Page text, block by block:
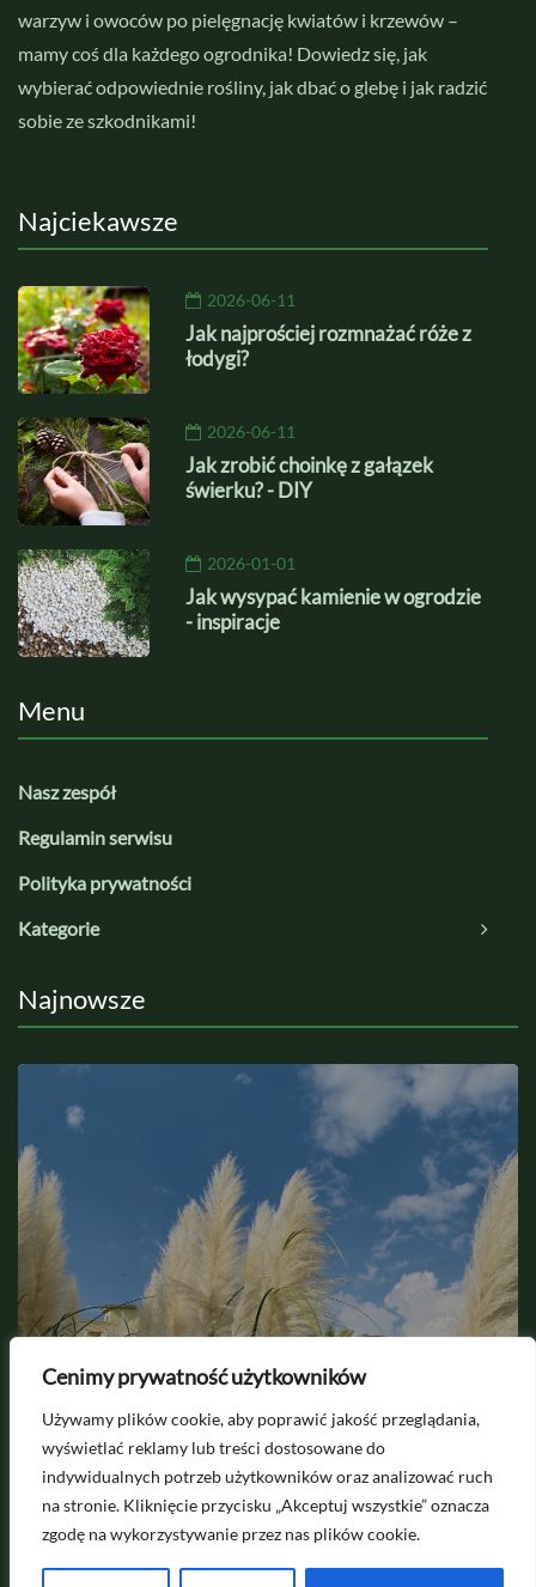
Cenimy prywatność użytkowników
Używamy plików cookie, aby poprawić jakość przeglądania,
wyświetlać reklamy lub treści dostosowane do
indywidualnych potrzeb użytkowników oraz analizować ruch
na stronie. Kliknięcie przycisku „Akceptuj wszystkie” oznacza
zgodę na wykorzystywanie przez nas plików cookie.
warzyw i owoców po pielęgnację kwiatów i krzewów –
mamy coś dla każdego ogrodnika! Dowiedz się, jak
wybierać odpowiednie rośliny, jak dbać o glebę i jak radzić
sobie ze szkodnikami!
Najciekawsze
2026-06-11
Jak najprościej rozmnażać róże z
łodygi?
2026-06-11
Jak zrobić choinkę z gałązek
świerku? - DIY
2026-01-01
Jak wysypać kamienie w ogrodzie
- inspiracje
Menu
Nasz zespół
Regulamin serwisu
Polityka prywatności
Kategorie
Najnowsze
Dlaczego trawa pampasowa nie
kwitnie? Pełny przewodnik
Pytania i współpraca na
kontakt@egardenion.pl